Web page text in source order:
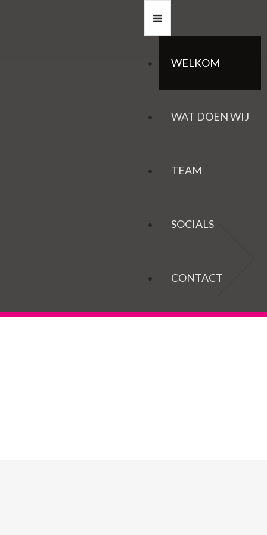
WELKOM
WAT DOEN WIJ
TEAM
SOCIALS
CONTACT